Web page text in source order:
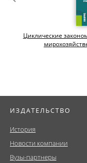
Циклические
ИЗДАТЕЛЬСТВО
История
Новости компании
Вузы-партнеры